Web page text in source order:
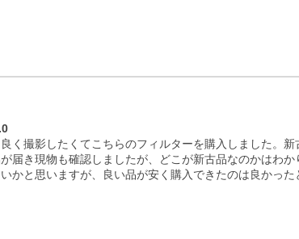
く撮影したくてこちらのフィルターを購入しました。
届き現物も確認しましたが、どこが新古品なのかはわ
かと思いますが、良い品が安く購入できたのは良かった